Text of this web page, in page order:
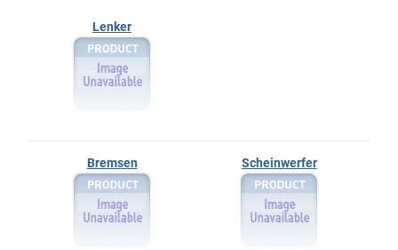
Lenker
Bremsen Scheinwerfer